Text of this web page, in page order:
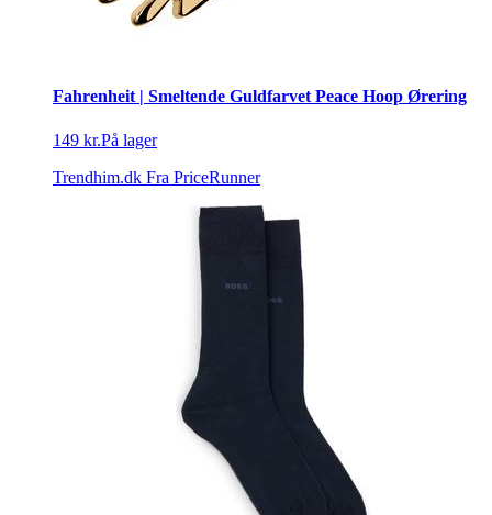
Fahrenheit | Smeltende Guldfarvet Peace Hoop Ørering
149 kr.På lager
Trendhim.dk Fra PriceRunner